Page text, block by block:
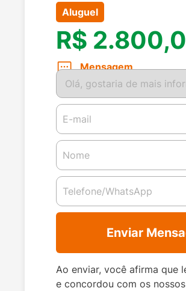
Aluguel
R$
Mensagem
Enviar
Ao enviar, você afirma que
e concordou com os nossos